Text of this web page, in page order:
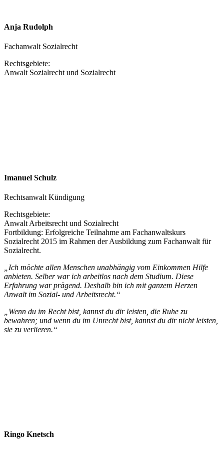
Anja Rudolph
Fachanwalt Sozialrecht
Rechtsgebiete:
Anwalt Sozialrecht und Sozialrecht
Imanuel Schulz
Rechtsanwalt Kündigung
Rechtsgebiete:
Anwalt Arbeitsrecht und Sozialrecht
Fortbildung: Erfolgreiche Teilnahme am Fachanwaltskurs
Sozialrecht 2015 im Rahmen der Ausbildung zum Fachanwalt für
Sozialrecht.
„Ich möchte allen Menschen unabhängig vom Einkommen Hilfe
anbieten. Selber war ich arbeitlos nach dem Studium. Diese
Erfahrung war prägend. Deshalb bin ich mit ganzem Herzen
Anwalt im Sozial- und Arbeitsrecht.“
„Wenn du im Recht bist, kannst du dir leisten, die Ruhe zu
bewahren; und wenn du im Unrecht bist, kannst du dir nicht leisten,
sie zu verlieren.“
Ringo Knetsch